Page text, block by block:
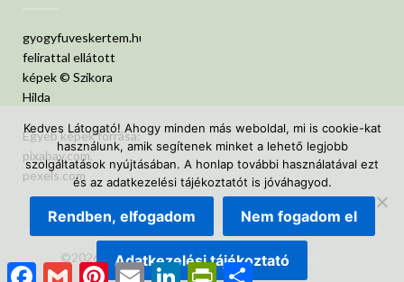
gyogyfuveskertem.hu
felirattal ellátott
képek © Szikora
Hilda
Egyéb képek forrása:
pixabay.com,
pexels.com
©2026 GyógyfüvesKertem| Design:Newspaperly
WordPress Theme
Facebook
Gmail Pinterest
Email LinkedInPrintFriendly
Ossza
Kedves Látogató! Ahogy minden más weboldal, mi is cookie-kat
használunk, amik segítenek minket a lehető legjobb
szolgáltatások nyújtásában. A honlap további használatával ezt
és az adatkezelési tájékoztatót is jóváhagyod.
Rendben, elfogadom Nem fogadom el
Adatkezelési tájékoztató